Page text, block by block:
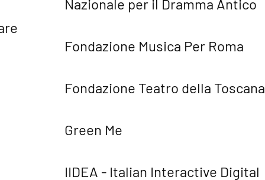
Nazionale per il Dramma Antico
Fondazione Musica Per Roma
Fondazione Teatro della Toscana
Green Me
IIDEA - Italian Interactive Digital